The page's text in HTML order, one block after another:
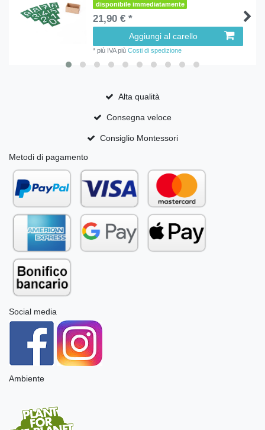
disponibile immediatamente
21,90 € *
Aggiungi al carello
*più IVApiùCosti di spedizione
Alta qualità
Consegna veloce
Consiglio Montessori
Metodi di pagamento
Social media
Ambiente